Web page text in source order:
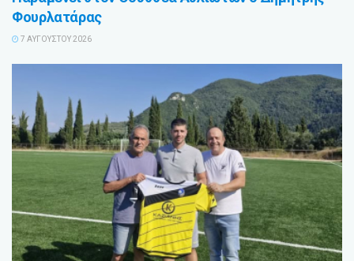
Φουρλατάρας
7 ΑΥΓΟΎΣΤΟΥ 2026